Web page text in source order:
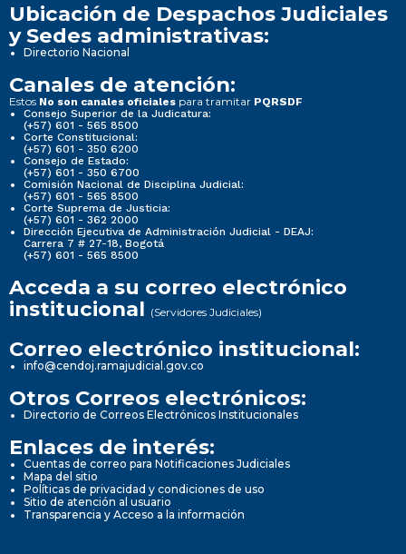
Ubicación de Despachos Judiciales
y Sedes administrativas:
Directorio Nacional
Canales de atención:
Estos No son canales oficiales para tramitar PQRSDF
Consejo Superior de la Judicatura:
(+57) 601 - 565 8500
Corte Constitucional:
(+57) 601 - 350 6200
Consejo de Estado:
(+57) 601 - 350 6700
Comisión Nacional de Disciplina Judicial:
(+57) 601 - 565 8500
Corte Suprema de Justicia:
(+57) 601 - 362 2000
Dirección Ejecutiva de Administración Judicial - DEAJ:
Carrera 7 # 27-18, Bogotá
(+57) 601 - 565 8500
Acceda a su correo electrónico
institucional (Servidores Judiciales)
Correo electrónico institucional:
info@cendoj.ramajudicial.gov.co
Otros Correos electrónicos:
Directorio de Correos Electrónicos Institucionales
Enlaces de interés:
Cuentas de correo para Notificaciones Judiciales
Mapa del sitio
Políticas de privacidad y condiciones de uso
Sitio de atención al usuario
Transparencia y Acceso a la información